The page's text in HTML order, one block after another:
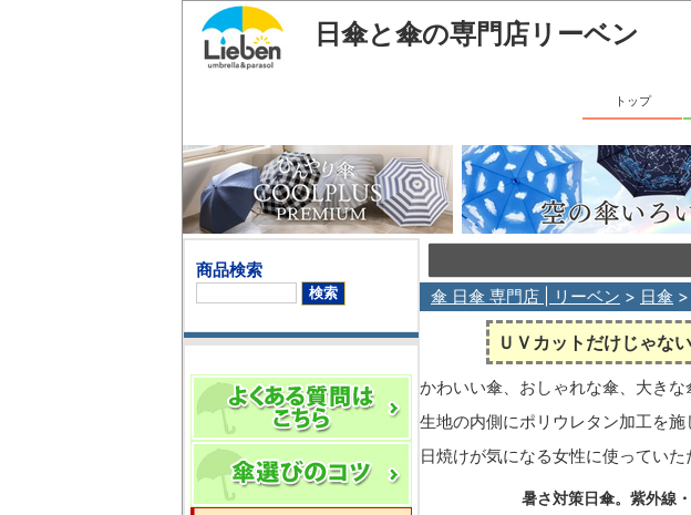
日傘と傘の専門店リーベン
トップ
商品検索
傘 日傘 専門店 | リーベン > 日傘 >
ＵＶカットだけじゃな
かわいい傘、おしゃれな傘、大き
生地の内側にポリウレタン加工を
日焼けが気になる女性に使ってい
暑さ対策日傘。紫外線